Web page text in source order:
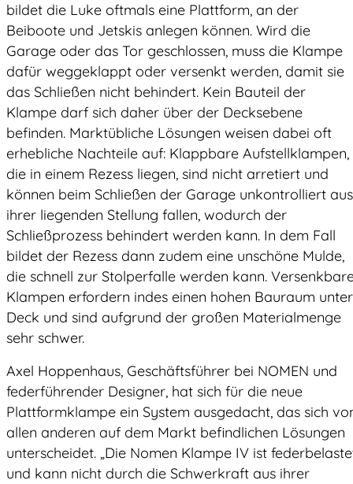
bildet die Luke oftmals eine Plattform, an der
Beiboote und Jetskis anlegen können. Wird die
Garage oder das Tor geschlossen, muss die Klampe
dafür weggeklappt oder versenkt werden, damit sie
das Schließen nicht behindert. Kein Bauteil der
Klampe darf sich daher über der Decksebene
befinden. Marktübliche Lösungen weisen dabei oft
erhebliche Nachteile auf: Klappbare Aufstellklampen,
die in einem Rezess liegen, sind nicht arretiert und
können beim Schließen der Garage unkontrolliert aus
ihrer liegenden Stellung fallen, wodurch der
Schließprozess behindert werden kann. In dem Fall
bildet der Rezess dann zudem eine unschöne Mulde,
die schnell zur Stolperfalle werden kann.
Klampen erfordern indes einen hohen Bauraum unter
Deck und sind aufgrund der großen Materialmenge
sehr schwer.
Axel Hoppenhaus, Geschäftsführer bei NOMEN und
federführender Designer, hat sich für die neue
Plattformklampe ein System ausgedacht, das sich
allen anderen auf dem Markt befindlichen Lösungen
unterscheidet. „Die Nomen Klampe IV ist
und kann nicht durch die Schwerkraft aus ihrer